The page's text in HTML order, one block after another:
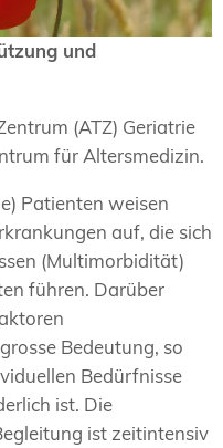
und
(ATZ) Geriatrie
für Altersmedizin.
Patienten weisen
auf, die sich
(Multimorbidität)
führen. Darüber
Bedeutung, so
Bedürfnisse
ist. Die
ist zeitintensiv